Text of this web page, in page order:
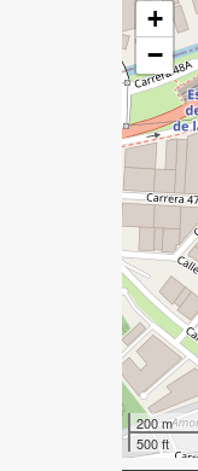
+
−
200 m
500 ft